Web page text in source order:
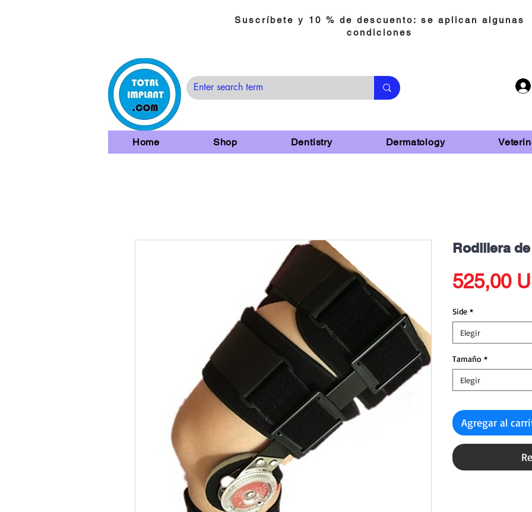
Suscríbete y 10 % de descuento: se aplican algunas
condiciones
Home Shop Dentistry Dermatology
Rodillera
525,00
Side *
Elegir
Tamaño *
Elegir
Agregar al